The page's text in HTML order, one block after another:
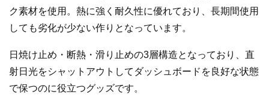
ク素材を使用。熱に強く耐久性に優れており、長期間使用
しても劣化が少ない作りとなっています。
日焼け止め・断熱・滑り止めの3層構造となっており、直
射日光をシャットアウトしてダッシュボードを良好な状態
で保つのに役立つグッズです。